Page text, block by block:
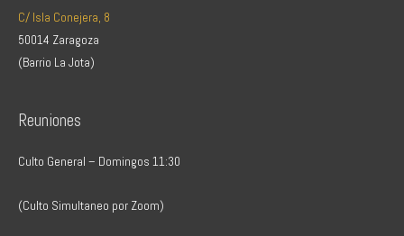
C/ Isla Conejera, 8
50014 Zaragoza
(Barrio La Jota)
Reuniones
Culto General – Domingos 11:30
(Culto Simultaneo por Zoom)